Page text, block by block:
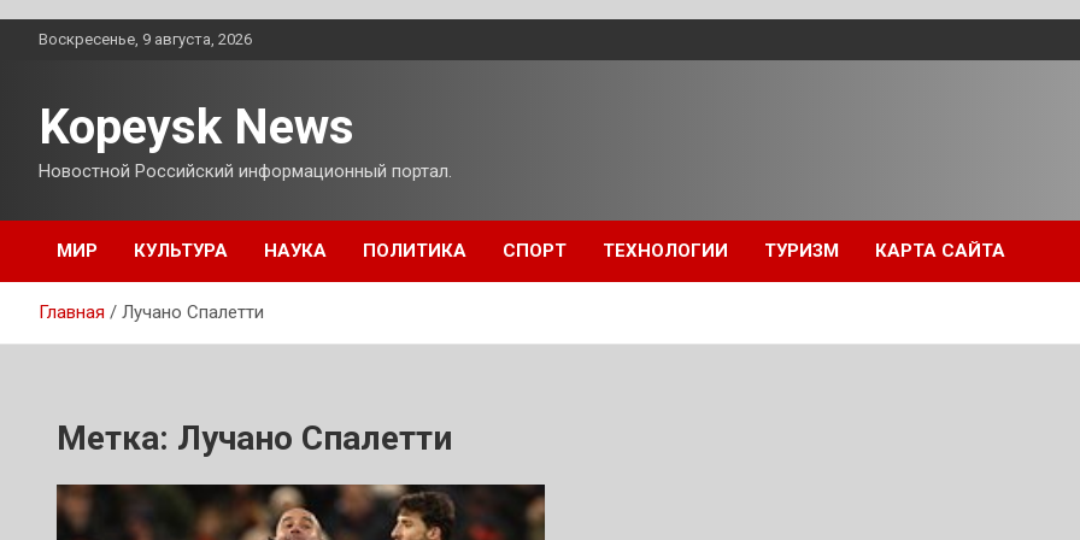
ПерейтиВоскресенье, 9 августа, 2026
Kopeysk News
Новостной Российский информационный портал.
МИР КУЛЬТУРА НАУКА ПОЛИТИКА СПОРТ ТЕХНОЛОГИИ ТУРИЗМ КАРТА САЙТА
Главная Лучано Спалетти
Метка: Лучано Спалетти